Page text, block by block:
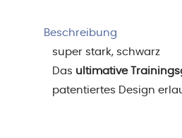
Beschreibung
super stark, schwarz
Das ultimative
patentiertes Design